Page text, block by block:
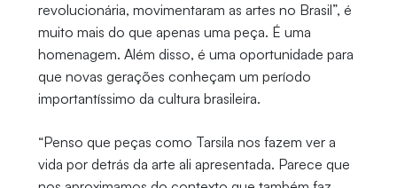
revolucionária, movimentaram as artes no Brasil”, é
muito mais do que apenas uma peça. É uma
homenagem. Além disso, é uma oportunidade para
que novas gerações conheçam um período
importantíssimo da cultura brasileira.
“Penso que peças como Tarsila nos fazem ver a
vida por detrás da arte ali apresentada. Parece que